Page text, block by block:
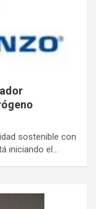
sostenible con
iniciando el…